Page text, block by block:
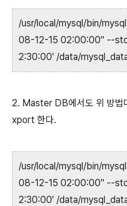
/usr/local/mysql/bin/
08-12-15 02:00:00" --
2:30:00' /data/
2. Master DB에서도 위 방법
xport 한다.
/usr/local/mysql/bin/
08-12-15 02:00:00" --
2:30:00' /data/